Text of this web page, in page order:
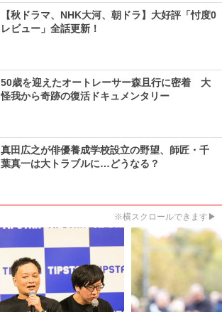
【秋ドラマ、NHK大河、朝ドラ】大好評「忖度0
レビュー」全話更新！
50歳を迎えたオートレーサー森且行に密着 大
怪我から奇跡の復活ドキュメンタリー
真田広之が俳優養成学校設立の野望、師匠・千
葉真一は大トラブルに…どうなる？
※横スクロールできます▶